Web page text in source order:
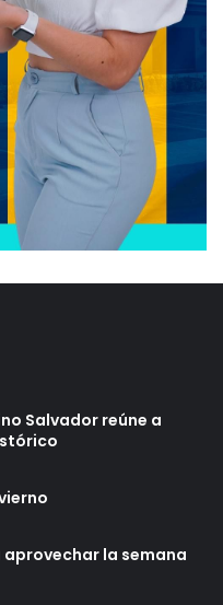
Salvador reúne a
la semana